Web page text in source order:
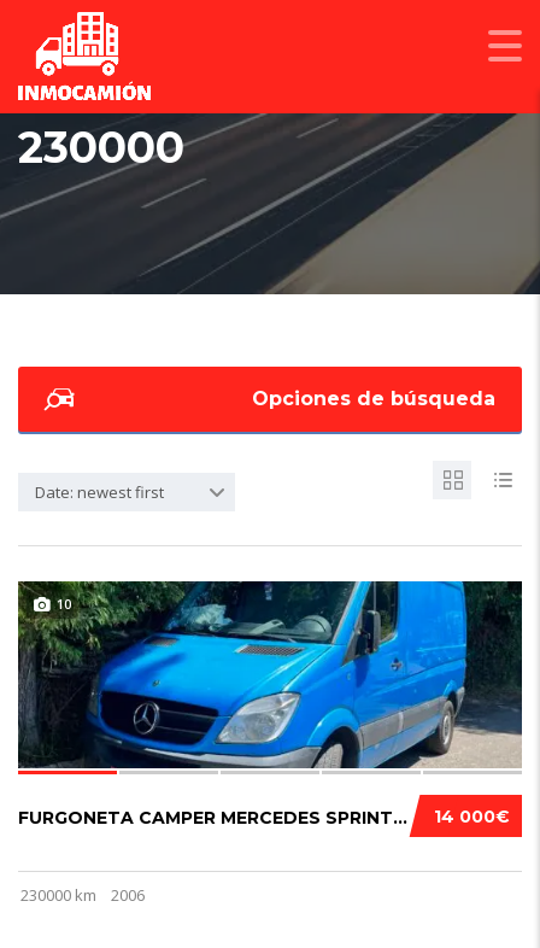
230000
Opciones de búsqueda
Date: newest first
10
14 000€
FURGONETA CAMPER MERCEDES SPRINTER 318 2006....
230000 km 2006